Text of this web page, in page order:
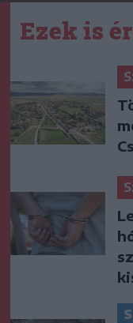
Ezek is